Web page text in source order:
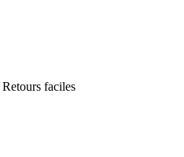
Retours faciles